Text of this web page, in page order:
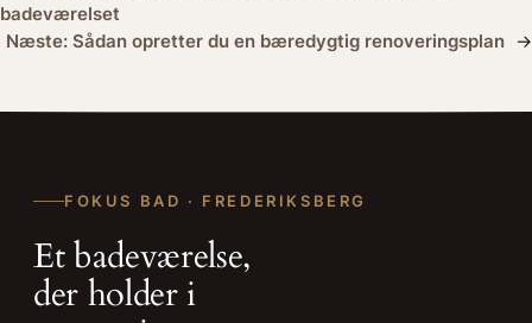
badeværelset
Næste: Sådan opretter du en bæredygtig renoveringsplan →
FOKUS BAD · FREDERIKSBERG
Et badeværelse,
der holder i